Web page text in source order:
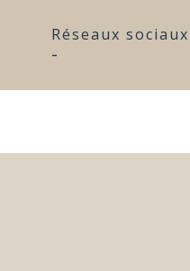
Réseaux sociaux
-